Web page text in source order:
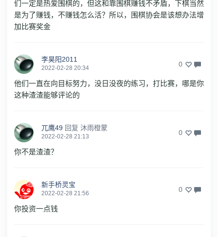
们一定是热爱围棋的，但这和靠围棋赚钱不矛盾，下棋当然
是为了赚钱，不赚钱怎么活？所以，围棋协会是该想办法增
加比赛奖金
李昊阳2011
2022-02-28 20:34 0
他们一直在向目标努力，没日没夜的练习，打比赛，哪是你
这种渣渣能够评论的
兀鹰49 回复 沐雨橙蒙
2022-02-28 21:13 0
你不是渣渣？
新手桥灵宝
2022-02-28 21:56 0
你投资一点钱